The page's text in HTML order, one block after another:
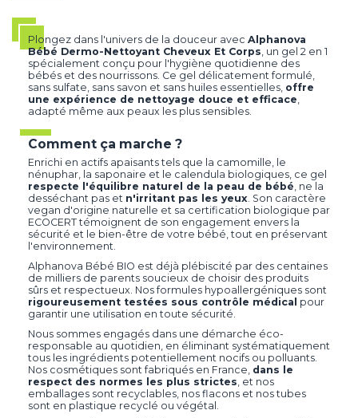
Plongez dans l'univers de la douceur avec Alphanova
Bébé Dermo-Nettoyant Cheveux Et Corps , un gel 2 en 1
spécialement conçu pour l'hygiène quotidienne des
bébés et des nourrissons. Ce gel délicatement formulé,
sans sulfate, sans savon et sans huiles essentielles, offre
une expérience de nettoyage douce et efficace
adapté même aux peaux les plus sensibles.
Comment ça marche ?
Enrichi en actifs apaisants tels que la camomille, le
nénuphar, la saponaire et le calendula biologiques, ce gel
respecte l'équilibre naturel de la peau de bébé , ne la
desséchant pas et n'irritant pas les yeux . Son caractère
vegan d'origine naturelle et sa certification biologique par
ECOCERT témoignent de son engagement envers la
sécurité et le bien-être de votre bébé, tout en préservant
l'environnement.
Alphanova Bébé BIO est déjà plébiscité par des centaines
de milliers de parents soucieux de choisir des produits
sûrs et respectueux. Nos formules hypoallergéniques sont
rigoureusement testées sous contrôle médical pour
garantir une utilisation en toute sécurité.
Nous sommes engagés dans une démarche éco-
responsable au quotidien, en éliminant systématiquement
tous les ingrédients potentiellement nocifs ou polluants.
Nos cosmétiques sont fabriqués en France, dans le
respect des normes les plus strictes , et nos
emballages sont recyclables, nos flacons et nos tubes
sont en plastique recyclé ou végétal.